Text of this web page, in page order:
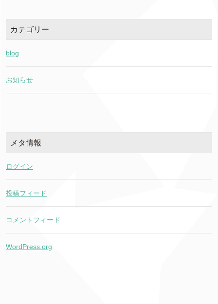
カテゴリー
blog
お知らせ
メタ情報
ログイン
投稿フィード
コメントフィード
WordPress.org